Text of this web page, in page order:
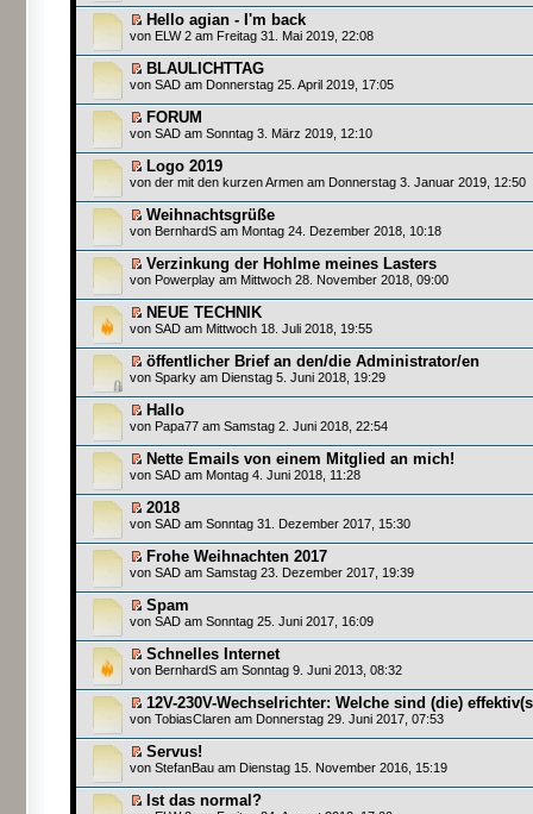
Hello agian - I'm back
von ELW 2 am Freitag 31. Mai 2019, 22:08
BLAULICHTTAG
von SAD am Donnerstag 25. April 2019, 17:05
FORUM
von SAD am Sonntag 3. März 2019, 12:10
Logo 2019
von der mit den kurzen Armen am Donnerstag 3. Januar 2019, 12:50
Weihnachtsgrüße
von BernhardS am Montag 24. Dezember 2018, 10:18
Verzinkung der Hohlme meines Lasters
von Powerplay am Mittwoch 28. November 2018, 09:00
NEUE TECHNIK
von SAD am Mittwoch 18. Juli 2018, 19:55
öffentlicher Brief an den/die Administrator/en
von Sparky am Dienstag 5. Juni 2018, 19:29
Hallo
von Papa77 am Samstag 2. Juni 2018, 22:54
Nette Emails von einem Mitglied an mich!
von SAD am Montag 4. Juni 2018, 11:28
2018
von SAD am Sonntag 31. Dezember 2017, 15:30
Frohe Weihnachten 2017
von SAD am Samstag 23. Dezember 2017, 19:39
Spam
von SAD am Sonntag 25. Juni 2017, 16:09
Schnelles Internet
von BernhardS am Sonntag 9. Juni 2013, 08:32
12V-230V-Wechselrichter: Welche sind (die)
von TobiasClaren am Donnerstag 29. Juni 2017, 07:53
Servus!
von StefanBau am Dienstag 15. November 2016, 15:19
Ist das normal?